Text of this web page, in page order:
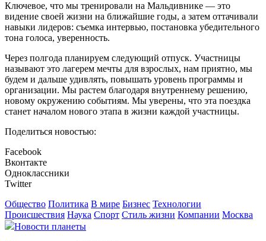
Ключевое, что мы тренировали на Мальдивнике — это
видение своей жизни на ближайшие годы, а затем оттачивали
навыки лидеров: съемка интервью, постановка убедительного
тона голоса, уверенность.
Через полгода планируем следующий отпуск. Участницы
называют это лагерем мечты для взрослых, нам приятно, мы
будем и дальше удивлять, повышать уровень программы и
организации. Мы растем благодаря внутреннему решению,
новому окружению событиям. Мы уверены, что эта поездка
станет началом нового этапа в жизни каждой участницы.
Поделиться новостью:
Facebook
Вконтакте
Одноклассники
Twitter
Общество Политика В мире Бизнес Технологии
Происшествия Наука Спорт Стиль жизни Компании Москва
Новости планеты